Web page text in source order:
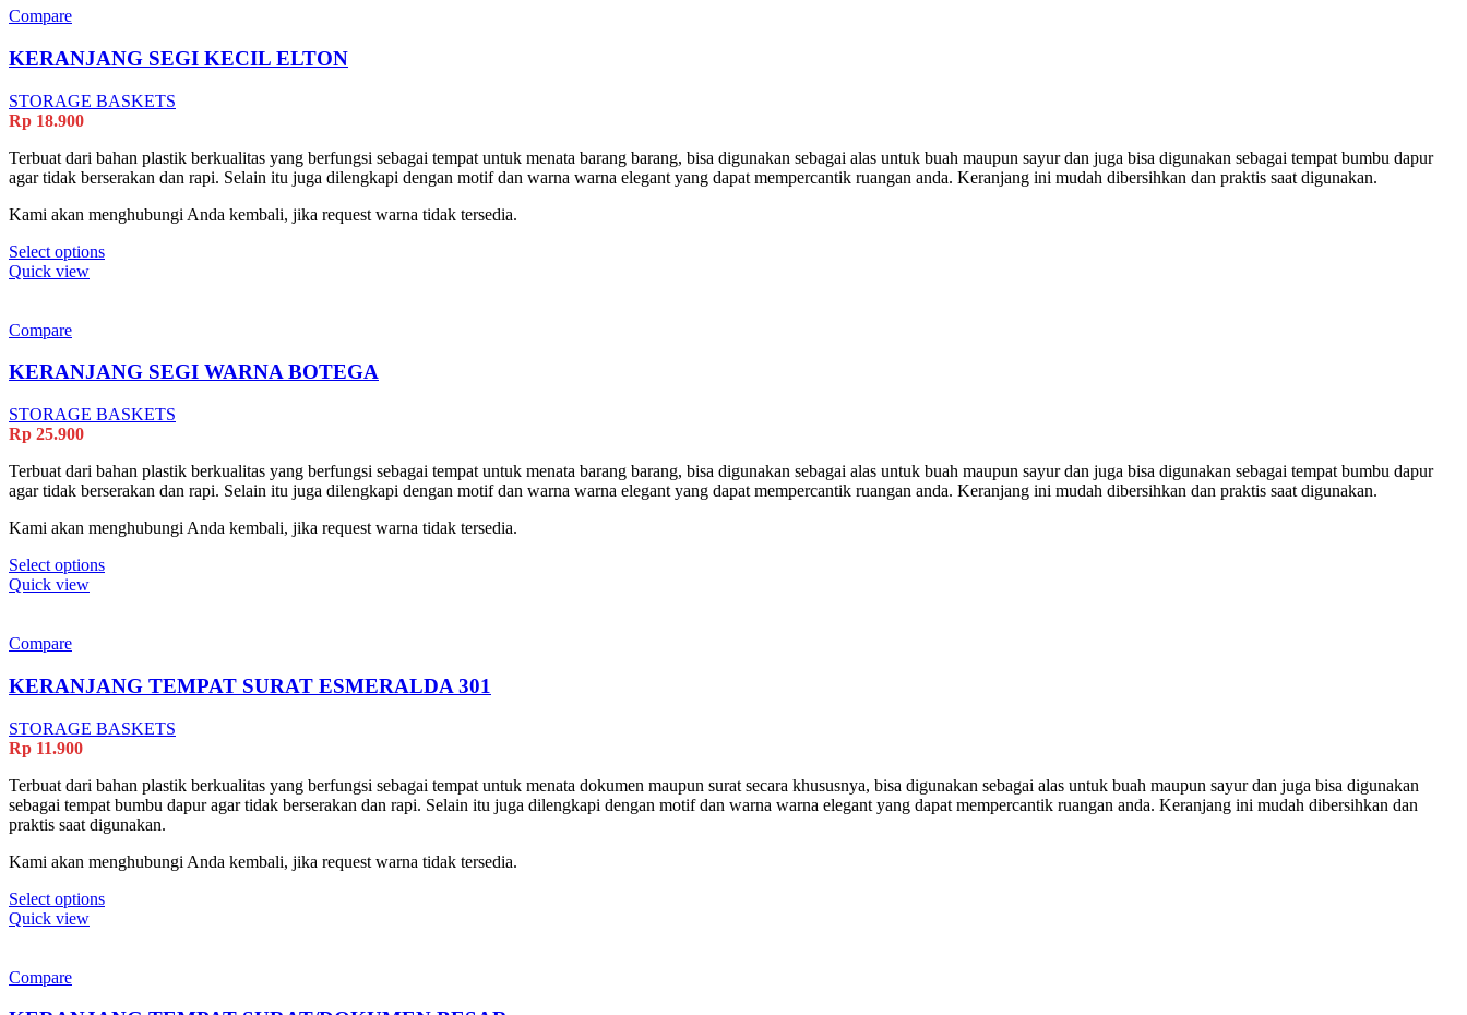
The
options
may
be
on
the
page
Compare
KERANJANG SEGI KECIL ELTON
STORAGE BASKETS
Rp 18.900
Terbuat dari bahan plastik berkualitas yang berfungsi sebagai tempat untuk menata barang barang, bisa digunakan sebagai alas untuk buah maupun sayur dan juga bisa digunakan sebagai tempat bumbu dapur
agar tidak berserakan dan rapi. Selain itu juga dilengkapi dengan motif dan warna warna elegant yang dapat mempercantik ruangan anda. Keranjang ini mudah dibersihkan dan praktis saat digunakan.
Kami akan menghubungi Anda kembali, jika request warna tidak tersedia.
Select optionsThis
options
be
chosen
the
product
Quick view
Compare
KERANJANG SEGI WARNA BOTEGA
STORAGE BASKETS
Rp 25.900
Terbuat dari bahan plastik berkualitas yang berfungsi sebagai tempat untuk menata barang barang, bisa digunakan sebagai alas untuk buah maupun sayur dan juga bisa digunakan sebagai tempat bumbu dapur
agar tidak berserakan dan rapi. Selain itu juga dilengkapi dengan motif dan warna warna elegant yang dapat mempercantik ruangan anda. Keranjang ini mudah dibersihkan dan praktis saat digunakan.
Kami akan menghubungi Anda kembali, jika request warna tidak tersedia.
Select optionsThis
options
may
be
chosen
the
product
page
Quick view
Compare
KERANJANG TEMPAT SURAT ESMERALDA 301
STORAGE BASKETS
Rp 11.900
Terbuat dari bahan plastik berkualitas yang berfungsi sebagai tempat untuk menata dokumen maupun surat secara khususnya, bisa digunakan sebagai alas untuk buah maupun sayur dan juga bisa digunakan
sebagai tempat bumbu dapur agar tidak berserakan dan rapi. Selain itu juga dilengkapi dengan motif dan warna warna elegant yang dapat mempercantik ruangan anda. Keranjang ini mudah dibersihkan dan
praktis saat digunakan.
Kami akan menghubungi Anda kembali, jika request warna tidak tersedia.
Select optionsThis
Quick view
Compare